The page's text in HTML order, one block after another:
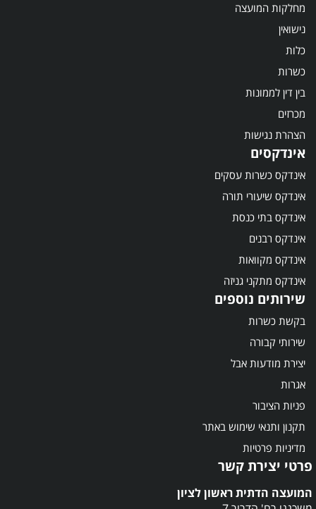
מחלקות המועצה
נישואין
כלות
כשרות
בין דין לממונות
מכרזים
הצהרת נגישות
אינדקסים
אינדקס כשרות עסקים
אינדקס שיעורי תורה
אינדקס בתי כנסת
אינדקס רבנים
אינדקס מקוואות
אינדקס מתקני גניזה
שירותים נוספים
בקשת כשרות
שירותי קבורה
יצירת מודעות אבל
אגרות
פניות הציבור
תקנון ותנאי שימוש באתר
מדיניות פרטיות
פרטי יצירת קשר
המועצה הדתית ראשון לציון